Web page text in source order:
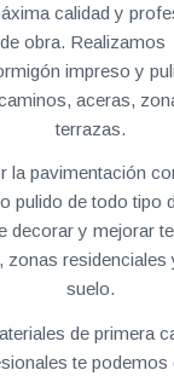
calidad y
obra.
impreso y
aceras,
terrazas.
la pavimentación
pulido de todo tipo
decorar y mejorar
zonas residenciales
suelo.
de primera
te podemos